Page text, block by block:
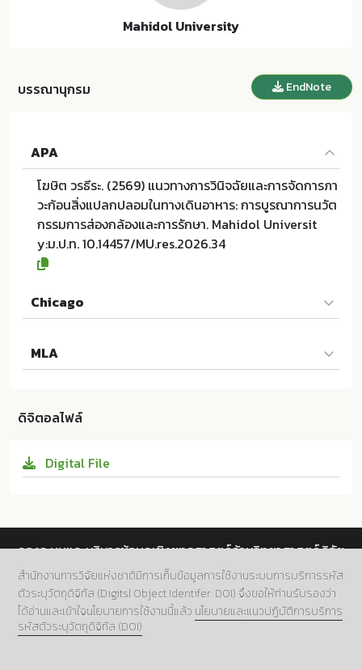
Mahidol University
บรรณานุกรม EndNote
APA
โฆษิต วรธีระ. (2569) แนวทางการวินิจฉัยและการจัดการภา
วะก้อนสิ่งแปลกปลอมในทางเดินอาหาร: การบูรณาการนวัต
กรรมการส่องกล้องและการรักษา. Mahidol Universit
y:ม.ป.ท. 10.14457/MU.res.2026.34
Chicago
ะก้อนสิ่งแปลกปลอมในทางเดินอาหาร: การบูรณาการนวัตก
รรมการส่องกล้องและการรักษา. ม.ป.ท.:Mahidol Universi
MLA
รส่องกล้องและการรักษา. ม.ป.ท.:Mahidol University, 25
ดิจิตอลไฟล์
Digital File
กองระบบและบริหารข้อมูลเชิงยุทธศาสตร์ด้านวิทยาศาสตร์ วิจัย
และนวัตกรรม สำนักงานการวิจัยแห่งชาติ (วช.)
ที่อยู่.196 ถนนพหลโยธิน แขวงลาดยาว เขตจตุจักร กทม.
10900
เบอร์โทร.02 5612445 ต่อ 705
สำนักงานการวิจัยแห่งชาติมีการเก็บข้อมูลการใช้งานระบบการบริการรหัส
ตัวระบุวัตถุดิจิทัล (Digitsl Object Identifer: DOI) จึงขอให้ท่านรับรองว่า
ได้อ่านและเข้าใจนโยบายการใช้งานนี้แล้ว นโยบายและแนวปฏิบัติการบริการ
รหัสตัวระบุวัตถุดิจิทัล (DOI)